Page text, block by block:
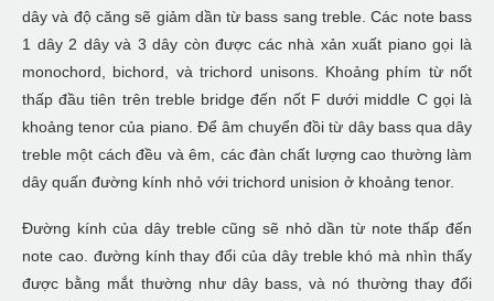
dây và độ căng sẽ giảm dần từ bass sang treble. Các note bass
1 dây 2 dây và 3 dây còn được các nhà xản xuất piano gọi là
monochord, bichord, và trichord unisons. Khoảng phím từ nốt
thấp đầu tiên trên treble bridge đến nốt F dưới middle C gọi là
khoảng tenor của piano. Để âm chuyển đồi từ dây bass qua dây
treble một cách đều và êm, các đàn chất lượng cao thường làm
dây quấn đường kính nhỏ với trichord unision ở khoảng tenor.
Đường kính của dây treble cũng sẽ nhỏ dần từ note thấp đến
note cao. đường kính thay đổi của dây treble khó mà nhìn thấy
được bằng mắt thường như dây bass, và nó thường thay đổi